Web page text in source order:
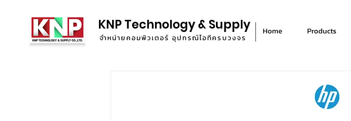
KNP Technology & Supply
จำหน่ายคอมพิวเตอร์ อุปกรณ์ไอทีครบวงจร
Home Products